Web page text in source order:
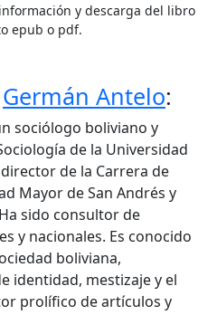
y descarga del libro
epub o pdf.
Germán Antelo:
sociólogo boliviano y
de la Universidad
de la Carrera de
Mayor de San Andrés y
sido consultor de
y nacionales. Es conocido
boliviana,
identidad, mestizaje y el
prolífico de artículos y